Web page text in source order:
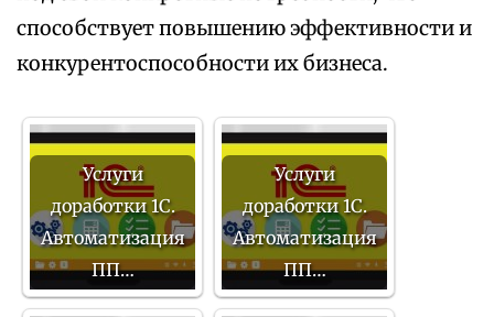
способствует повышению эффективности и
конкурентоспособности их бизнеса.
Услуги
доработки 1С.
Автоматизация
ПП…
Услуги
доработки 1С.
Автоматизация
ПП…